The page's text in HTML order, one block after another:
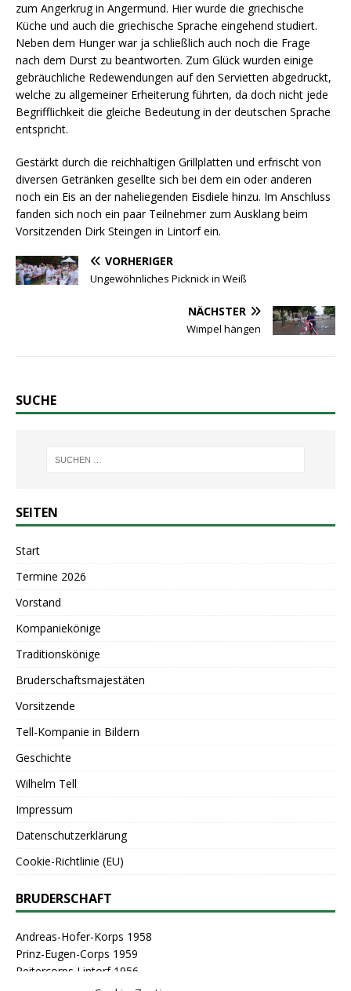
zum Angerkrug in Angermund. Hier wurde die griechische
Küche und auch die griechische Sprache eingehend studiert.
Neben dem Hunger war ja schließlich auch noch die Frage
nach dem Durst zu beantworten. Zum Glück wurden einige
gebräuchliche Redewendungen auf den Servietten abgedruckt,
welche zu allgemeiner Erheiterung führten, da doch nicht jede
Begrifflichkeit die gleiche Bedeutung in der deutschen Sprache
entspricht.
Gestärkt durch die reichhaltigen Grillplatten und erfrischt von
diversen Getränken gesellte sich bei dem ein oder anderen
noch ein Eis an der naheliegenden Eisdiele hinzu. Im Anschluss
fanden sich noch ein paar Teilnehmer zum Ausklang beim
Vorsitzenden Dirk Steingen in Lintorf ein.
VORHERIGER
Ungewöhnliches Picknick in Weiß
NÄCHSTER
Wimpel hängen
SUCHE
SEITEN
Start
Termine 2026
Vorstand
Kompaniekönige
Traditionskönige
Bruderschaftsmajestäten
Vorsitzende
Tell-Kompanie in Bildern
Geschichte
Wilhelm Tell
Impressum
Datenschutzerklärung
Cookie-Richtlinie (EU)
BRUDERSCHAFT
Andreas-Hofer-Korps 1958
Prinz-Eugen-Corps 1959
Reitercorps Lintorf 1956